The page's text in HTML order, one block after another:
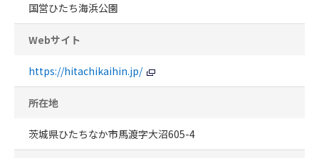
国営ひたち海浜公園
Webサイト
https://hitachikaihin.jp/
所在地
茨城県ひたちなか市馬渡字大沼605-4